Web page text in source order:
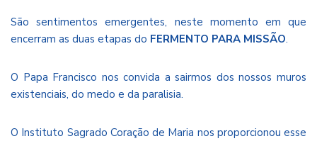
São sentimentos emergentes, neste momento em que
encerram as duas etapas do FERMENTO PARA MISSÃO.
O Papa Francisco nos convida a sairmos dos nossos muros
existenciais, do medo e da paralisia.
O Instituto Sagrado Coração de Maria nos proporcionou esse